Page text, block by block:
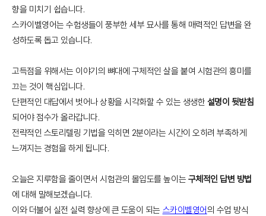
향을 미치기 쉽습니다.
스카이벨영어는 수험생들이 풍부한 세부 묘사를 통해 매력적인 답변을 완
성하도록 돕고 있습니다.
고득점을 위해서는 이야기의 뼈대에 구체적인 살을 붙여 시험관의 흥미를
끄는 것이 핵심입니다.
단편적인 대답에서 벗어나 상황을 시각화할 수 있는 생생한 설명이 뒷받침
되어야 점수가 올라갑니다.
전략적인 스토리텔링 기법을 익히면 2분이라는 시간이 오히려 부족하게
느껴지는 경험을 하게 됩니다.
오늘은 지루함을 줄이면서 시험관의 몰입도를 높이는 구체적인 답변 방법
에 대해 말해보겠습니다.
이와 더불어 실전 실력 향상에 큰 도움이 되는 스카이벨영어의 수업 방식